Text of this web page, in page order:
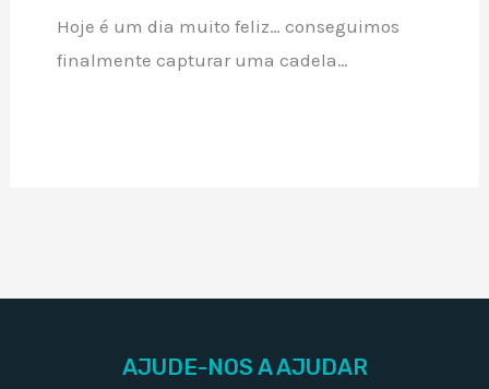
Hoje é um dia muito feliz… conseguimos
finalmente capturar uma cadela…
AJUDE-NOS A AJUDAR